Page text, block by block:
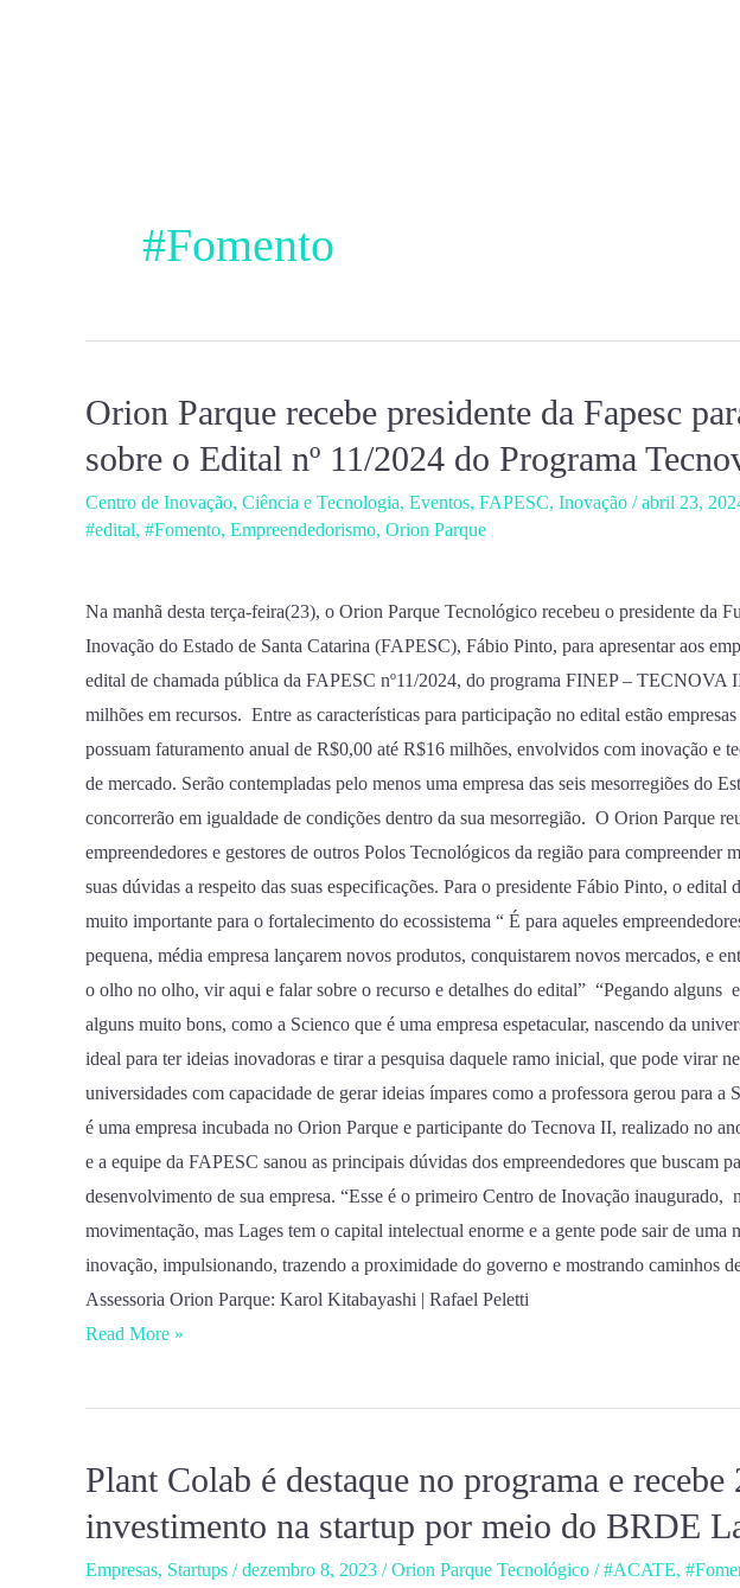
#Fomento
Orion Parque recebe presidente da Fapesc
sobre o Edital nº 11/2024 do Programa
Centro de Inovação, Ciência e Tecnologia, Eventos, FAPESC, Inovação /abril 23,
#edital, #Fomento, Empreendedorismo, Orion Parque
Na manhã desta terça-feira(23), o Orion Parque Tecnológico recebeu o presidente da
Inovação do Estado de Santa Catarina (FAPESC), Fábio Pinto, para apresentar aos
edital de chamada pública da FAPESC nº11/2024, do programa FINEP – TECNOVA
milhões em recursos. Entre as características para participação no edital estão
possuam faturamento anual de R$0,00 até R$16 milhões, envolvidos com inovação e
de mercado. Serão contempladas pelo menos uma empresa das seis mesorregiões do
concorrerão em igualdade de condições dentro da sua mesorregião. O Orion Parque
empreendedores e gestores de outros Polos Tecnológicos da região para compreender
suas dúvidas a respeito das suas especificações. Para o presidente Fábio Pinto, o edital
muito importante para o fortalecimento do ecossistema “ É para aqueles
pequena, média empresa lançarem novos produtos, conquistarem novos mercados, e
o olho no olho, vir aqui e falar sobre o recurso e detalhes do edital” “Pegando alguns
alguns muito bons, como a Scienco que é uma empresa espetacular, nascendo da
ideal para ter ideias inovadoras e tirar a pesquisa daquele ramo inicial, que pode virar
universidades com capacidade de gerar ideias ímpares como a professora gerou para
é uma empresa incubada no Orion Parque e participante do Tecnova II, realizado no
e a equipe da FAPESC sanou as principais dúvidas dos empreendedores que buscam
desenvolvimento de sua empresa. “Esse é o primeiro Centro de Inovação inaugurado,
movimentação, mas Lages tem o capital intelectual enorme e a gente pode sair de uma
inovação, impulsionando, trazendo a proximidade do governo e mostrando caminhos
Assessoria Orion Parque: Karol Kitabayashi | Rafael Peletti
Orion
recebe
presidente
da
para
apresentação
sobre
o
Edital
nº
11/2024
do
Programa
Tecnova
Read More »
Plant Colab é destaque no programa e
investimento na startup por meio do BRDE
Empresas, Startups /dezembro 8, 2023 /Orion Parque Tecnológico /#ACATE,
Plant
é
destaque